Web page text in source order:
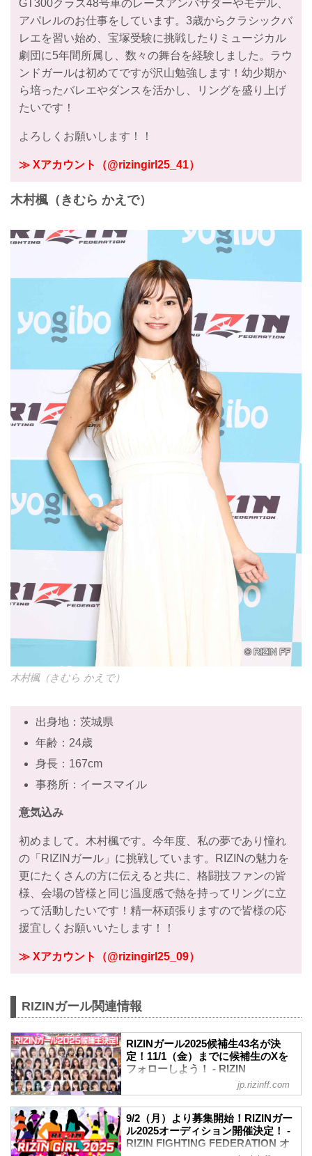
GT300クラス48号車のレースアンバサダーやモデル、
アパレルのお仕事をしています。3歳からクラシックバ
レエを習い始め、宝塚受験に挑戦したりミュージカル
劇団に5年間所属し、数々の舞台を経験しました。ラウ
ンドガールは初めてですが沢山勉強します！幼少期か
ら培ったバレエやダンスを活かし、リングを盛り上げ
たいです！
よろしくお願いします！！
≫ Xアカウント（@rizingirl25_41）
木村楓（きむら かえで）
木村楓（きむら かえで）
出身地：茨城県
年齢：24歳
身長：167cm
事務所：イースマイル
意気込み
初めまして。木村楓です。今年度、私の夢であり憧れ
の「RIZINガール」に挑戦しています。RIZINの魅力を
更にたくさんの方に伝えると共に、格闘技ファンの皆
様、会場の皆様と同じ温度感で熱を持ってリングに立
って活動したいです！精一杯頑張りますので皆様の応
援宜しくお願いいたします！！
≫ Xアカウント（@rizingirl25_09）
RIZINガール関連情報
RIZINガール2025候補生43名が決
定！11/1（金）までに候補生のXを
フォローしよう！ - RIZIN
FIGHTING FEDERATION オフィシ
ャルサイト
応募総数約400人の中から一次、二次審査
を通過した候補生43名が決定したぞ！そ
して候補生全員が新たにXアカウントを開
jp.rizinff.com
9/2（月）より募集開始！RIZINガー
ル2025オーディション開催決定！ -
RIZIN FIGHTING FEDERATION オ